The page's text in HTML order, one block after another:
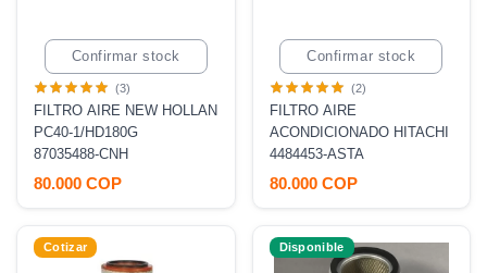
Confirmar stock
(3)
FILTRO AIRE NEW HOLLAN
PC40-1/HD180G
87035488-CNH
80.000 COP
Confirmar stock
(2)
FILTRO AIRE
ACONDICIONADO HITACHI
4484453-ASTA
80.000 COP
Cotizar Disponible